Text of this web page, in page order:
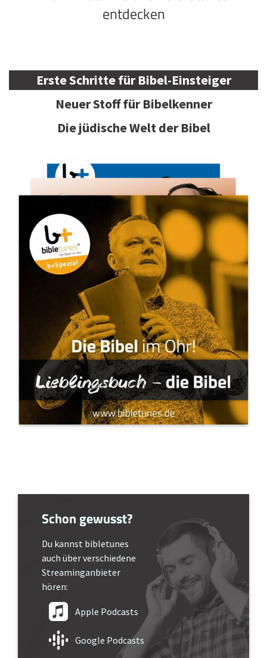
entdecken
Erste Schritte für Bibel-Einsteiger
Neuer Stoff für Bibelkenner
Die jüdische Welt der Bibel
Schon gewusst?
Du kannst bibletunes
auch über verschiedene
Streaminganbieter
hören:
Apple Podcasts
Google Podcasts